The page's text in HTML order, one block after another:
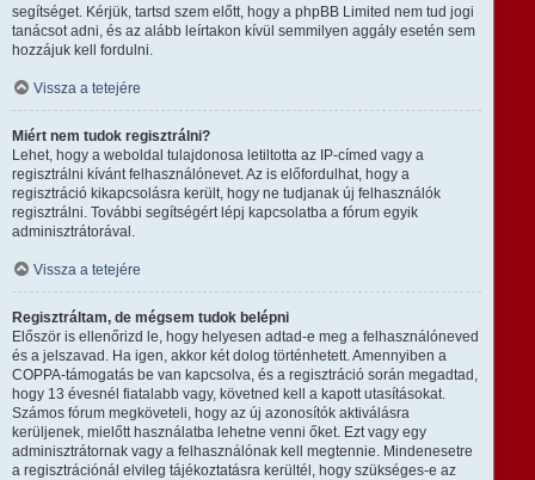
segítséget. Kérjük, tartsd szem előtt, hogy a phpBB Limited nem tud jogi
tanácsot adni, és az alább leírtakon kívül semmilyen aggály esetén sem
hozzájuk kell fordulni.
Vissza a tetejére
Miért nem tudok regisztrálni?
Lehet, hogy a weboldal tulajdonosa letiltotta az IP-címed vagy a
regisztrálni kívánt felhasználónevet. Az is előfordulhat, hogy a
regisztráció kikapcsolásra került, hogy ne tudjanak új felhasználók
regisztrálni. További segítségért lépj kapcsolatba a fórum egyik
adminisztrátorával.
Vissza a tetejére
Regisztráltam, de mégsem tudok belépni
Először is ellenőrizd le, hogy helyesen adtad-e meg a felhasználóneved
és a jelszavad. Ha igen, akkor két dolog történhetett. Amennyiben a
COPPA-támogatás be van kapcsolva, és a regisztráció során megadtad,
hogy 13 évesnél fiatalabb vagy, követned kell a kapott utasításokat.
Számos fórum megköveteli, hogy az új azonosítók aktiválásra
kerüljenek, mielőtt használatba lehetne venni őket. Ezt vagy egy
adminisztrátornak vagy a felhasználónak kell megtennie. Mindenesetre
a regisztrációnál elvileg tájékoztatásra kerültél, hogy szükséges-e az